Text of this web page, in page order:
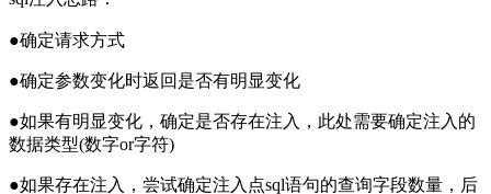
●确定请求方式
●确定参数变化时返回是否有明显变化
●如果有明显变化，确定是否存在注入，此处需要确定注入的
数据类型(数字or字符)
●如果存在注入，尝试确定注入点sql语句的查询字段数量，后